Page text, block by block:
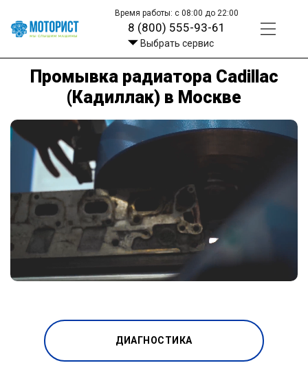
Время работы: с 08:00 до 22:00
8 (800) 555-93-61
Выбрать сервис
Промывка радиатора Cadillac
(Кадиллак) в Москве
ДИАГНОСТИКА